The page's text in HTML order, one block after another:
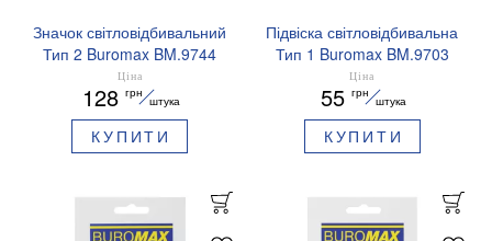
Значок світловідбивальний
Тип 2 Buromax BM.9744
Україна
Ціна
128 грн
штука
КУПИТИ
Підвіска світловідбивальна
Тип 1 Buromax BM.9703
Літачок
Ціна
55 грн
штука
КУПИТИ